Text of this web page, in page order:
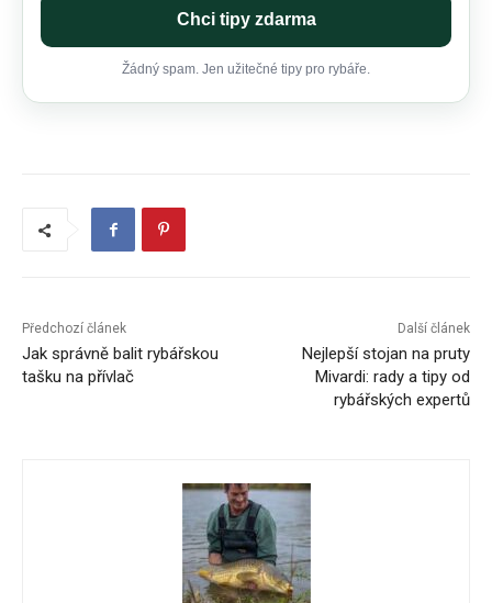
Chci tipy zdarma
Žádný spam. Jen užitečné tipy pro rybáře.
Předchozí článek
Jak správně balit rybářskou
tašku na přívlač
Další článek
Nejlepší stojan na pruty
Mivardi: rady a tipy od
rybářských expertů